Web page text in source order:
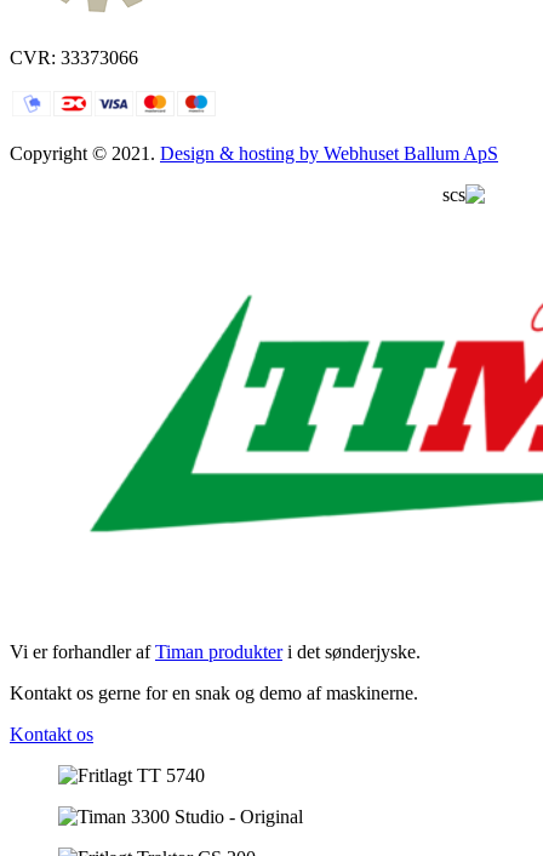
CVR: 33373066
Copyright © 2021. Design & hosting by Webhuset Ballum ApS
Vi er forhandler afTiman produkteri det sønderjyske.
Kontakt os gerne for en snak og demo af maskinerne.
Kontakt os